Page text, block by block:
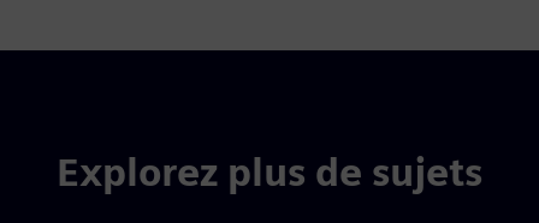
Explorez plus de sujets